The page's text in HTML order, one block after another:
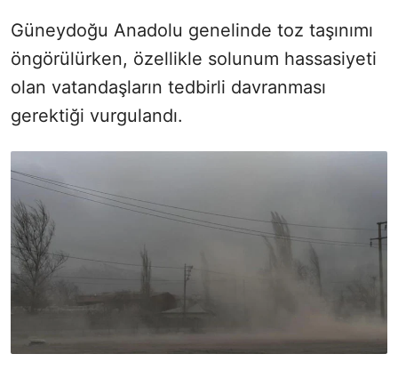
Güneydoğu Anadolu genelinde toz taşınımı
öngörülürken, özellikle solunum hassasiyeti
olan vatandaşların tedbirli davranması
gerektiği vurgulandı.